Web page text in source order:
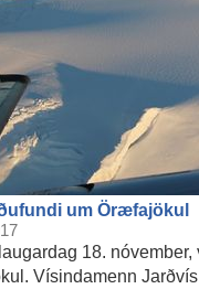
um Öræfajökul
laugardag 18.
Vísindamenn